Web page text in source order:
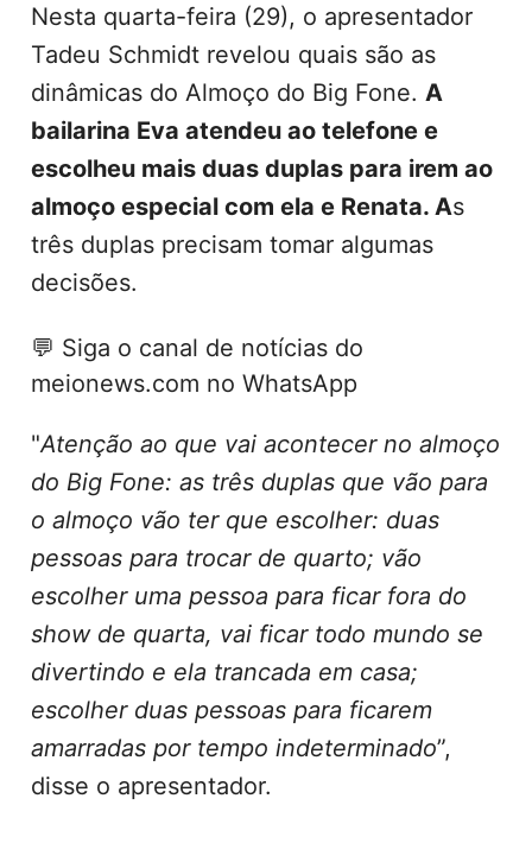
Nesta quarta-feira (29), o apresentador
Tadeu Schmidt revelou quais são as
dinâmicas do Almoço do Big Fone. A
bailarina Eva atendeu ao telefone e
escolheu mais duas duplas para irem ao
almoço especial com ela e Renata. As
três duplas precisam tomar algumas
decisões.
💬 Siga o canal de notícias do
meionews.com no WhatsApp
"Atenção ao que vai acontecer no almoço
do Big Fone: as três duplas que vão para
o almoço vão ter que escolher: duas
pessoas para trocar de quarto; vão
escolher uma pessoa para ficar fora do
show de quarta, vai ficar todo mundo se
divertindo e ela trancada em casa;
escolher duas pessoas para ficarem
amarradas por tempo indeterminado”,
disse o apresentador.